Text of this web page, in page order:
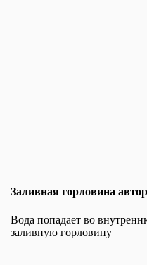
Заливная горловина
Вода попадает во
заливную горловину